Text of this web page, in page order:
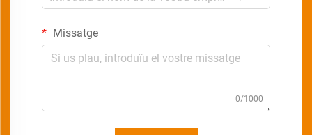
Missatge
0/1000